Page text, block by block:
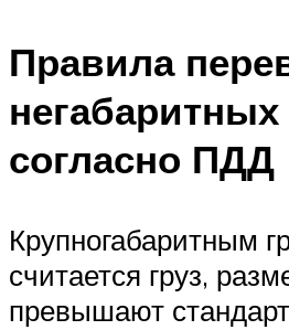
Правила
негабаритных
согласно ПДД
Крупногабаритным
считается груз,
превышают